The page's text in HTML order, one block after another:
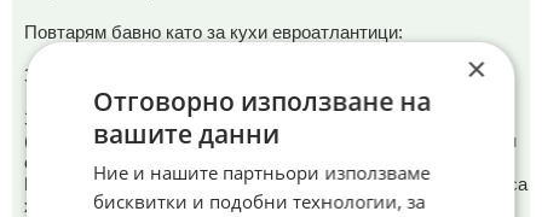
Повтарям бавно като за кухи евроатлантици:
Заливът се казва П е р с и й с к и!
Заливът на прасетата - това е вашият залив!
(Bahía de Cochinos) е залив в Южна Куба, станал известен
с неуспешната инвазия на ЦРУ в Куба през 1961 г.
Пленени са 1300 американски десантчици и още толкова са
хвърлени за храна на прасетата.
×
Отговорно използване на
вашите данни
Ние и нашите партньори използваме
бисквитки и подобни технологии, за